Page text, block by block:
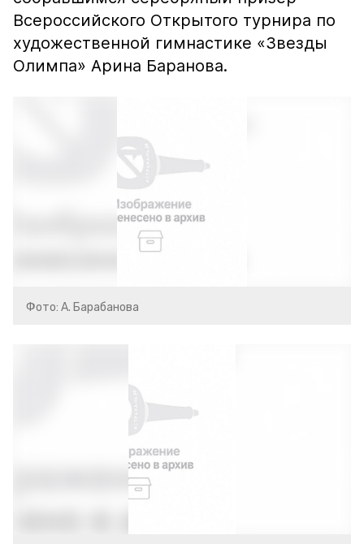
Всероссийского Открытого турнира по
художественной гимнастике «Звезды
Олимпа» Арина Баранова.
Фото: А. Барабанова